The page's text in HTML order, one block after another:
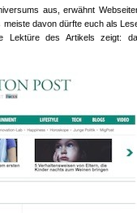
aus, erwähnt
davon dürfte euch als
Lektüre des Artikels zeigt: